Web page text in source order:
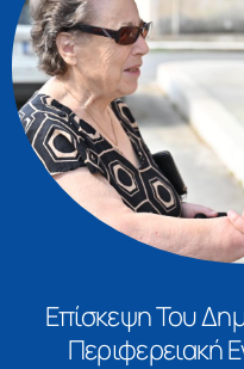
Επίσκεψη Του
Περιφερειακή